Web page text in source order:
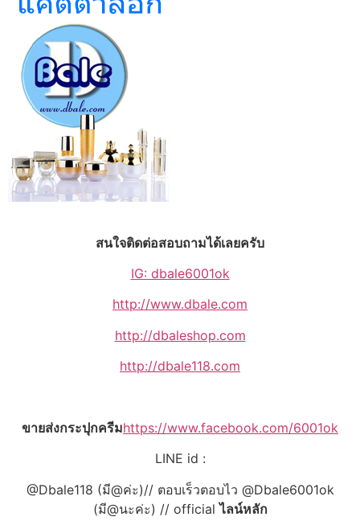
สนใจติดต่อสอบถามได้เลยครับ
IG: dbale6001ok
http://www.dbale.com
http://dbaleshop.com
http://dbale118.com
ขายส่งกระปุกครีมhttps://www.facebook.com/6001ok
LINE id :
@Dbale118 (มี@ค่ะ)// ตอบเร็วตอบไว @Dbale6001ok
(มี@นะค่ะ) // officialไลน์หลัก